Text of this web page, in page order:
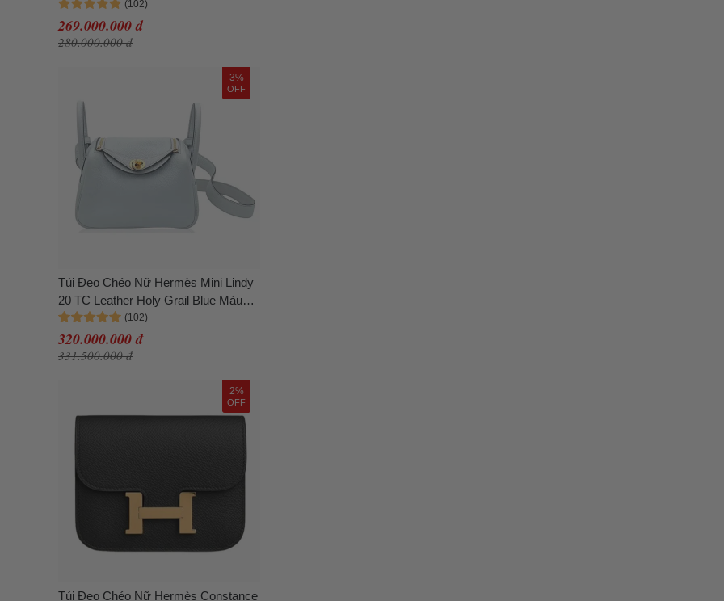
269.000.000 đ
280.000.000 đ
3%
OFF
Túi Đeo Chéo Nữ Hermès Mini Lindy
20 TC Leather Holy Grail Blue Màu
Xanh Blue
320.000.000 đ
331.500.000 đ
2%
OFF
Túi Đeo Chéo Nữ Hermès Constance